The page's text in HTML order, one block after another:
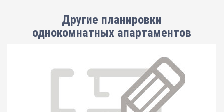
Другие планировки
однокомнатных апартаментов